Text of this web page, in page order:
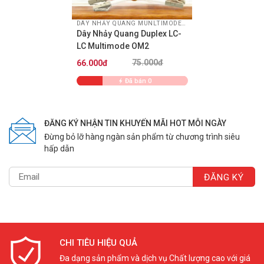
Dây nhảy quang Multimode OM2có chất lượng tốt
được đo kiểm bằng máy chuyên dụng và đa dạng với
nhiều kích thước chiều dài khác nhau như 3m, 5m, 10m
hoặc có thể dài hơn tùy thuộc vào nhu cầu đặt hàng của
Ứng dụng thực tế dây nhảy quang LC LC OM2
Dây Nhảy Quang Duplex LC-
LC Multimode OM2
75.000đ
66.000đ
Đã bán 0
ĐĂNG KÝ NHẬN TIN KHUYẾN MÃI HOT MỖI NGÀY
Đừng bỏ lỡ hàng ngàn sản phẩm từ chương trình siêu
hấp dẫn
CHI TIÊU HIỆU QUẢ
Đa dạng sản phẩm và dịch vụ Chất lượng cao với giá